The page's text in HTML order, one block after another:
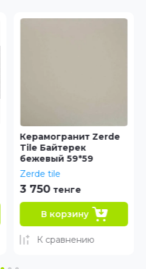
Керамогранит Zerde
Tile Байтерек
бежевый 59*59
Zerde tile
3 750 тенге
В корзину
К сравнению